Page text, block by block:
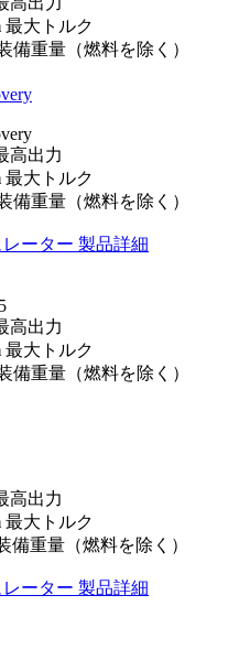
最大トルク
備重量（燃料を除く）
高出力
最大トルク
備重量（燃料を除く）
ーター 製品詳細
高出力
最大トルク
備重量（燃料を除く）
高出力
最大トルク
備重量（燃料を除く）
ーター 製品詳細